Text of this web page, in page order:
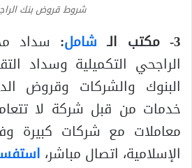
شروط قروض بنك
3- مكتب الـ شامل: سداد
الراجحي التكميلية وسداد
البنوك والشركات وقروض
خدمات من قبل شركة لا
معاملات مع شركات كبيرة
الإسلامية، اتصال مباشر،